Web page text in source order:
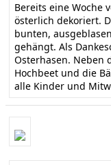
Bereits eine Woche
österlich dekoriert.
bunten,
gehängt. Als
Osterhasen. Neben
Hochbeet und die
alle Kinder und